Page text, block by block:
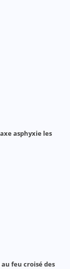
asphyxie les
feu croisé des